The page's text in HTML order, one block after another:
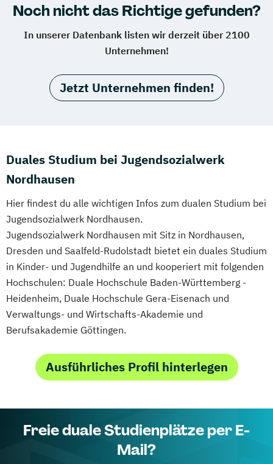
Noch nicht das Richtige gefunden?
In unserer Datenbank listen wir derzeit über 2100
Unternehmen!
Jetzt Unternehmen finden!
Duales Studium bei Jugendsozialwerk
Nordhausen
Hier findest du alle wichtigen Infos zum dualen Studium bei
Jugendsozialwerk Nordhausen.
Jugendsozialwerk Nordhausen mit Sitz in Nordhausen,
Dresden und Saalfeld-Rudolstadt bietet ein duales Studium
in Kinder- und Jugendhilfe an und kooperiert mit folgenden
Hochschulen: Duale Hochschule Baden-Württemberg -
Heidenheim, Duale Hochschule Gera-Eisenach und
Verwaltungs- und Wirtschafts-Akademie und
Berufsakademie Göttingen.
Ausführliches Profil hinterlegen
Freie duale Studienplätze per E-
Mail?